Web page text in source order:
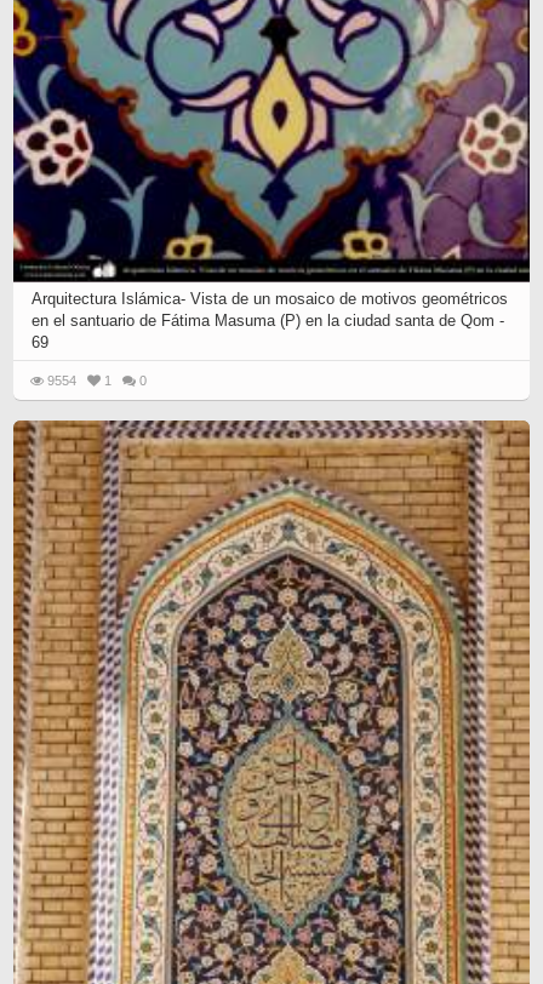
Arquitectura Islámica- Vista de un mosaico de motivos geométricos
en el santuario de Fátima Masuma (P) en la ciudad santa de Qom -
69
9554 1 0